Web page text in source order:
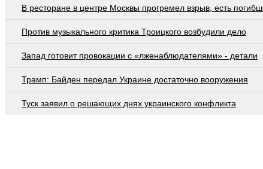
В ресторане в центре Москвы прогремел взрыв, есть
Против музыкального критика Троицкого возбудили дело
Запад готовит провокации с «лженаблюдателями» - детали
Трамп: Байден передал Украине достаточно вооружения
Туск заявил о решающих днях украинского конфликта